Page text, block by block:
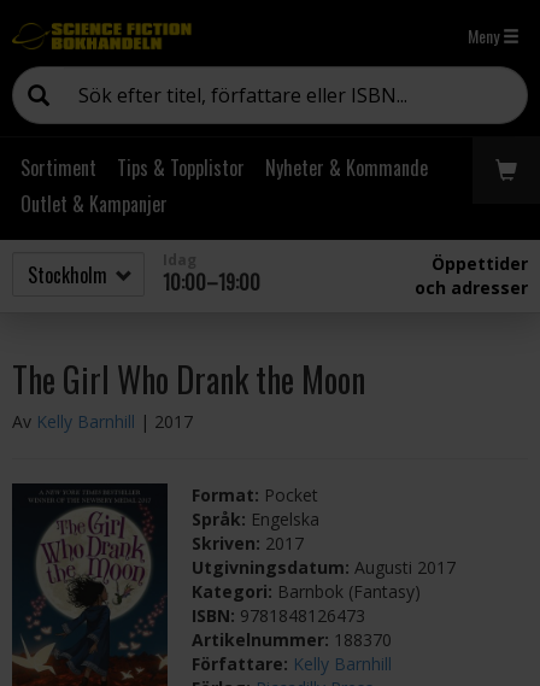
Meny
Sortiment Tips & Topplistor
Nyheter & Kommande
Outlet & Kampanjer
10:00–19:00
Öppettider
och adresser
The Girl Who Drank the Moon
Av Kelly Barnhill | 2017
Format: Pocket
Språk: Engelska
Skriven: 2017
Utgivningsdatum:Augusti 2017
Kategori: Barnbok (Fantasy)
ISBN: 9781848126473
Artikelnummer: 188370
Författare: Kelly Barnhill